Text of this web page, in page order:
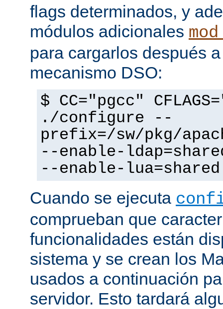
flags determinados, y
módulos adicionales
para cargarlos después
mecanismo DSO:
$ CC="pgcc"
./configure --
prefix=/sw/pkg/
--enable-
--enable-lua=shared
Cuando se ejecuta
comprueban que
funcionalidades están
sistema y se crean los
usados a continuación
servidor. Esto tardará